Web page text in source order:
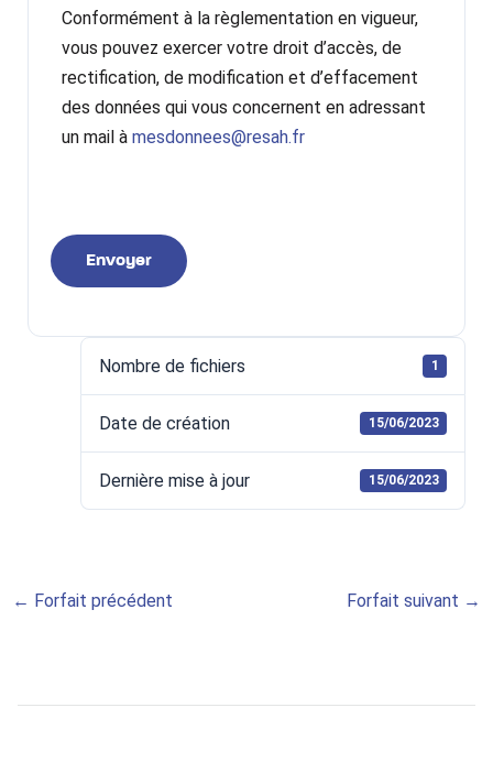
Conformément à la règlementation en vigueur,
vous pouvez exercer votre droit d’accès, de
rectification, de modification et d’effacement
des données qui vous concernent en adressant
un mail à mesdonnees@resah.fr
Envoyer
Nombre de fichiers 1
Date de création 15/06/2023
Dernière mise à jour 15/06/2023
← Forfait précédent Forfait suivant →